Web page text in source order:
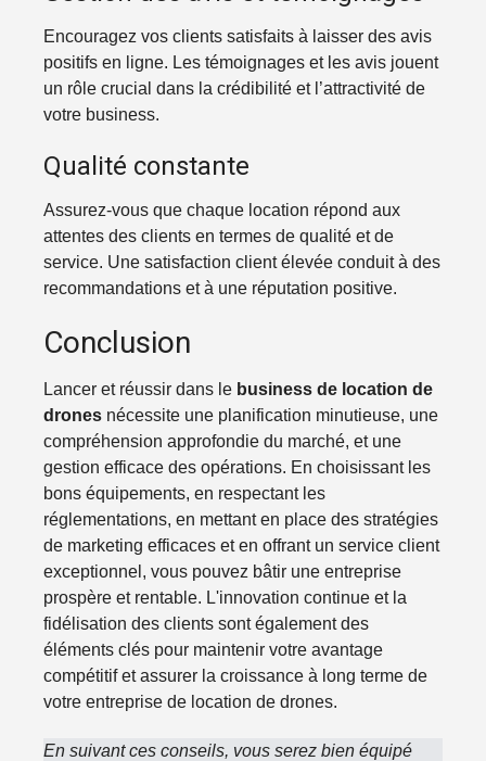
Encouragez vos clients satisfaits à laisser des avis
positifs en ligne. Les témoignages et les avis jouent
un rôle crucial dans la crédibilité et l’attractivité de
votre business.
Qualité constante
Assurez-vous que chaque location répond aux
attentes des clients en termes de qualité et de
service. Une satisfaction client élevée conduit à des
recommandations et à une réputation positive.
Conclusion
Lancer et réussir dans le business de location de
drones nécessite une planification minutieuse, une
compréhension approfondie du marché, et une
gestion efficace des opérations. En choisissant les
bons équipements, en respectant les
réglementations, en mettant en place des stratégies
de marketing efficaces et en offrant un service client
exceptionnel, vous pouvez bâtir une entreprise
prospère et rentable. L'innovation continue et la
fidélisation des clients sont également des
éléments clés pour maintenir votre avantage
compétitif et assurer la croissance à long terme de
votre entreprise de location de drones.
En suivant ces conseils, vous serez bien équipé